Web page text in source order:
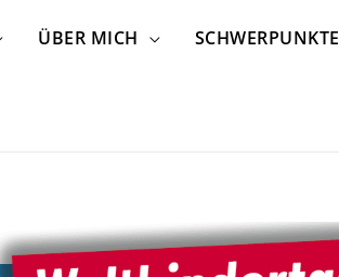
ÜBER MICH SCHWERPUNKTE